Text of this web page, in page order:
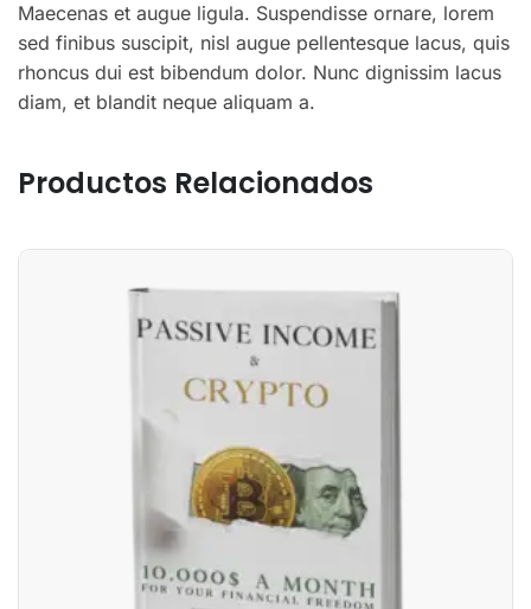
Maecenas et augue ligula. Suspendisse ornare, lorem
sed finibus suscipit, nisl augue pellentesque lacus, quis
rhoncus dui est bibendum dolor. Nunc dignissim lacus
diam, et blandit neque aliquam a.
Productos Relacionados